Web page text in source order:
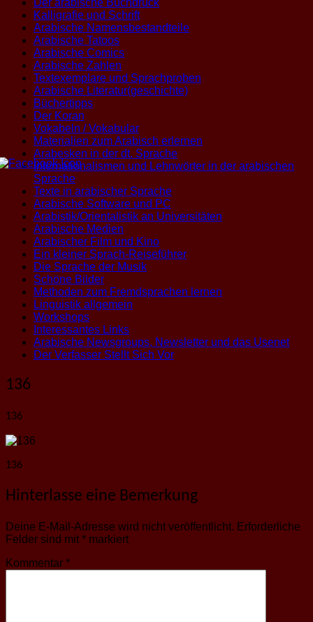
Der arabische Buchdruck
Kalligrafie und Schrift
Arabische Namensbestandteile
Arabische Tatoos
Arabische Comics
Arabische Zahlen
Textexemplare und Sprachproben
Arabische Literatur(geschichte)
Büchertipps
Der Koran
Vokabeln / Vokabular
Materialien zum Arabisch erlernen
Arabesken in der dt. Sprache
Internationalismen und Lehnwörter in der arabischen
Sprache
Texte in arabischer Sprache
Arabische Software und PC
Arabistik/Orientalistik an Universitäten
Arabische Medien
Arabischer Film und Kino
Ein kleiner Sprach-Reiseführer
Die Sprache der Musik
Schöne Bilder
Methoden zum Fremdsprachen lernen
Linguistik allgemein
Workshops
Interessantes Links
Arabische Newsgroups, Newsletter und das Usenet
Der Verfasser Stellt Sich Vor
136
136
136
Hinterlasse eine Bemerkung
Deine E-Mail-Adresse wird nicht veröffentlicht. Erforderliche
Felder sind mit * markiert
Kommentar *